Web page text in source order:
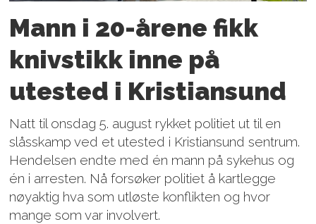
Mann i 20-årene fikk
knivstikk inne på
utested i Kristiansund
Natt til onsdag 5. august rykket politiet ut til en
slåsskamp ved et utested i Kristiansund sentrum.
Hendelsen endte med én mann på sykehus og
én i arresten. Nå forsøker politiet å kartlegge
nøyaktig hva som utløste konflikten og hvor
mange som var involvert.